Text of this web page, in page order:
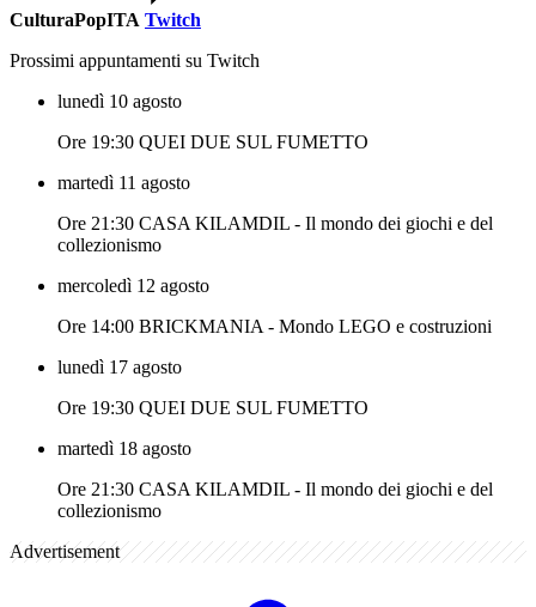
CulturaPopITA Twitch
Prossimi appuntamenti su Twitch
lunedì 10 agosto
Ore 19:30 QUEI DUE SUL FUMETTO
martedì 11 agosto
Ore 21:30 CASA KILAMDIL - Il mondo dei giochi e del
collezionismo
mercoledì 12 agosto
Ore 14:00 BRICKMANIA - Mondo LEGO e costruzioni
lunedì 17 agosto
Ore 19:30 QUEI DUE SUL FUMETTO
martedì 18 agosto
Ore 21:30 CASA KILAMDIL - Il mondo dei giochi e del
collezionismo
Advertisement